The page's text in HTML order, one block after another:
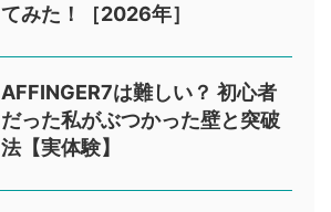
てみた！［2026年］
AFFINGER7は難しい？ 初心者
だった私がぶつかった壁と突破
法【実体験】